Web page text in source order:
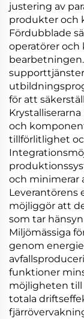
justering av
produkter och
Fördubblade
operatörer och
för att
och
tillförlitlighet
och minimerar
Leverantörens
möjliggör att
som tar
Miljömässiga
genom
funktioner
möjligheten till
totala